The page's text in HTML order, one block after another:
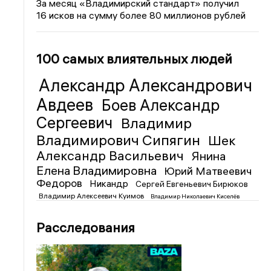
За месяц «Владимирский стандарт» получил
16 исков на сумму более 80 миллионов рублей
100 самых влиятельных людей
Александр Александрович
Авдеев Боев Александр
Сергеевич Владимир
Владимирович Сипягин Шек
Александр Васильевич
Янина
Елена Владимировна
Юрий Матвеевич
Федоров
Никандр Сергей Евгеньевич Бирюков
Владимир Алексеевич Куимов Владимир Николаевич Киселёв
Расследования